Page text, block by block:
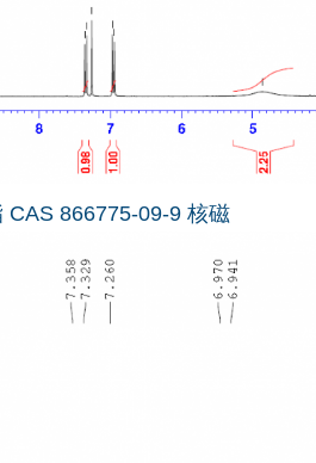
CAS 866775-09-9 核磁